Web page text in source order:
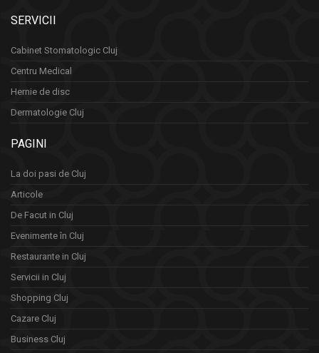
SERVICII
Cabinet Stomatologic Cluj
Centru Medical
Hernie de disc
Dermatologie Cluj
PAGINI
La doi pasi de Cluj
Articole
De Facut in Cluj
Evenimente în Cluj
Restaurante in Cluj
Servicii in Cluj
Shopping Cluj
Cazare Cluj
Business Cluj